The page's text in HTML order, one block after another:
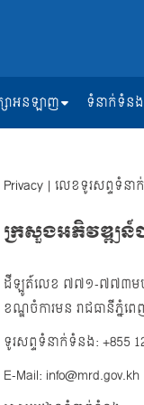
សាអនឡាញ ទំនាក់ទំន
Privacy | លេខទូរសព្ទទំន
ក្រសួងអភិវឌ្ឍ
ដីឡូត៍លេខ ៧៧១-៧៧៣មហា
ខណ្ឌចំការមន រាជធានីភ្នំព
ទូរសព្ទទំនាក់ទំនង: +855
E-Mail: info@mrd.gov.kh